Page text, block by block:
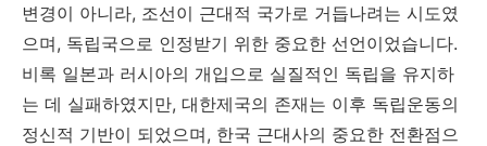
변경이 아니라, 조선이 근대적 국가로 거듭나려는 시도였
으며, 독립국으로 인정받기 위한 중요한 선언이었습니다.
비록 일본과 러시아의 개입으로 실질적인 독립을 유지하
는 데 실패하였지만, 대한제국의 존재는 이후 독립운동의
정신적 기반이 되었으며, 한국 근대사의 중요한 전환점으